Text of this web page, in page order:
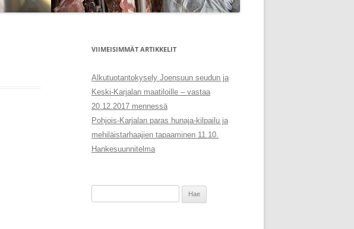
VIIMEISIMMÄT ARTIKKELIT
Alkutuotantokysely Joensuun seudun ja
Keski-Karjalan maatiloille – vastaa
20.12.2017 mennessä
Pohjois-Karjalan paras hunaja-kilpailu ja
mehiläistarhaajien tapaaminen 11.10.
Hankesuunnitelma